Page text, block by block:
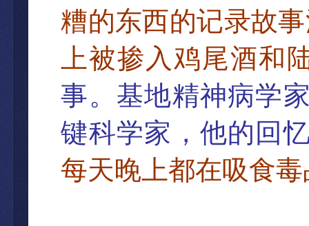
糟的东西的记录故
上被掺入鸡尾酒和
事。基地精神病学
键科学家，他的回
每天晚上都在吸食